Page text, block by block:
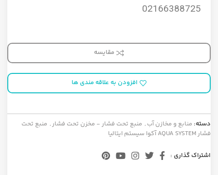
02166388725
مقایسه
افزودن به علاقه مندی ها
دسته: منابع و مخازن آب , منبع تحت فشار - مخزن تحت فشار , منبع تحت
فشار AQUA SYSTEM آکوا سیستم ایتالیا
اشتراک گذاری :